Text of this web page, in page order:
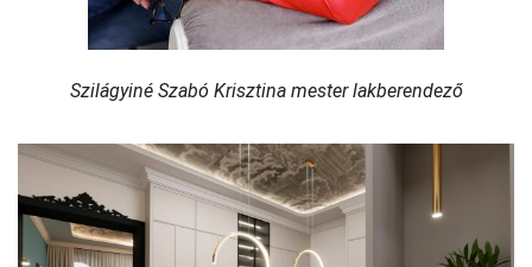
Szilágyiné Szabó Krisztina mester lakberendező